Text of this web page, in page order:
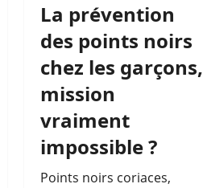
La prévention
des points noirs
chez les garçons,
mission
vraiment
impossible ?
Points noirs coriaces,